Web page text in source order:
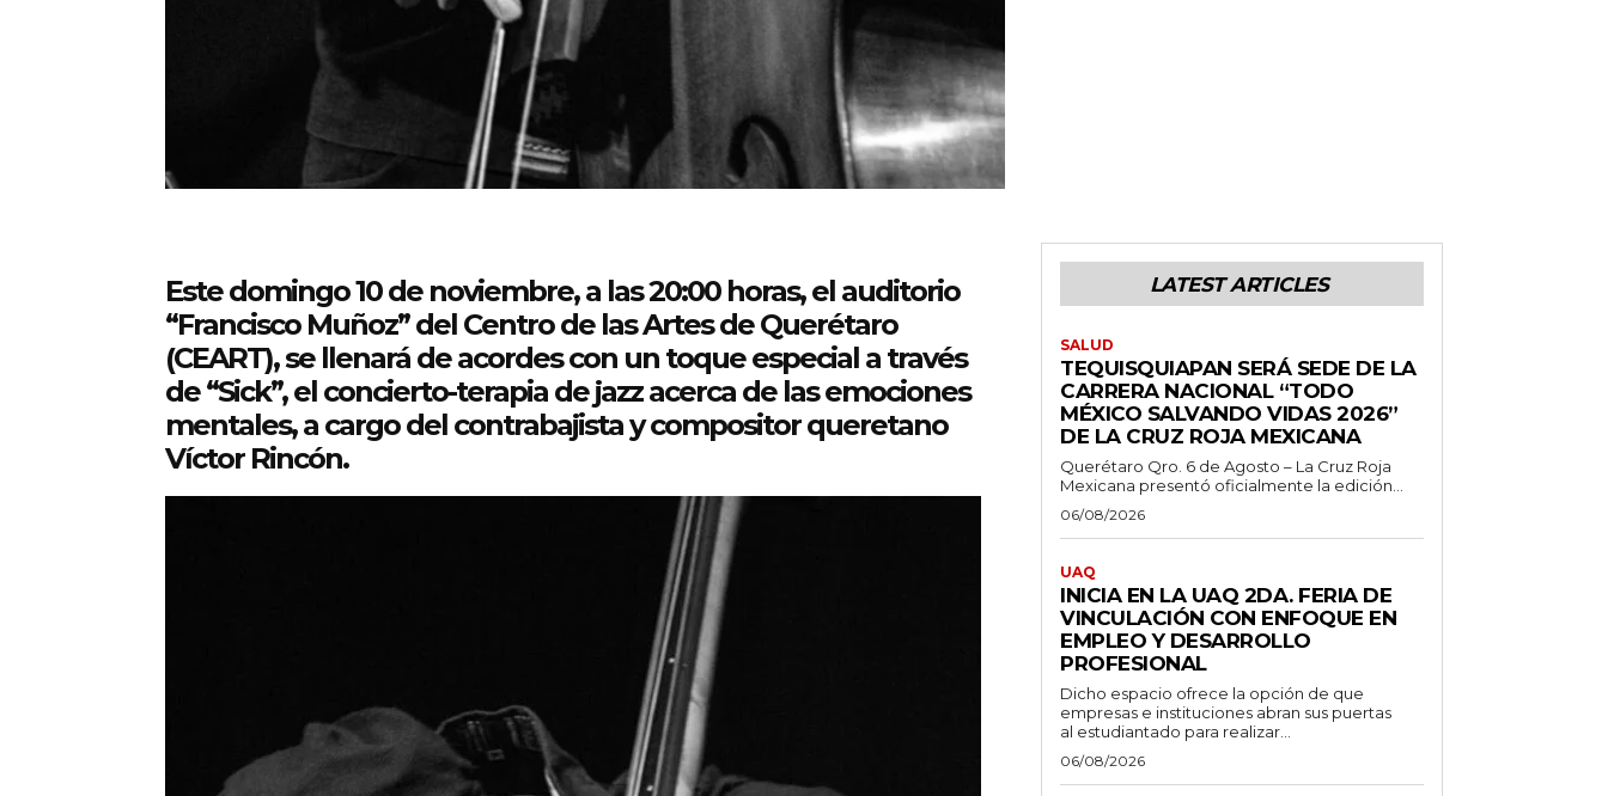
Este domingo 10 de noviembre, a las 20:00 horas, el auditorio
“Francisco Muñoz” del Centro de las Artes de Querétaro
(CEART), se llenará de acordes con un toque especial a través
de “Sick”, el concierto-terapia de jazz acerca de las emociones
mentales, a cargo del contrabajista y compositor queretano
Víctor Rincón.
LATEST ARTICLES
SALUD
TEQUISQUIAPAN SERÁ SEDE DE LA
CARRERA NACIONAL “TODO
MÉXICO SALVANDO VIDAS 2026”
DE LA CRUZ ROJA MEXICANA
Querétaro Qro. 6 de Agosto – La Cruz Roja
Mexicana presentó oficialmente la edición...
06/08/2026
UAQ
INICIA EN LA UAQ 2DA. FERIA DE
VINCULACIÓN CON ENFOQUE EN
EMPLEO Y DESARROLLO
PROFESIONAL
Dicho espacio ofrece la opción de que
empresas e instituciones abran sus puertas
al estudiantado para realizar...
06/08/2026